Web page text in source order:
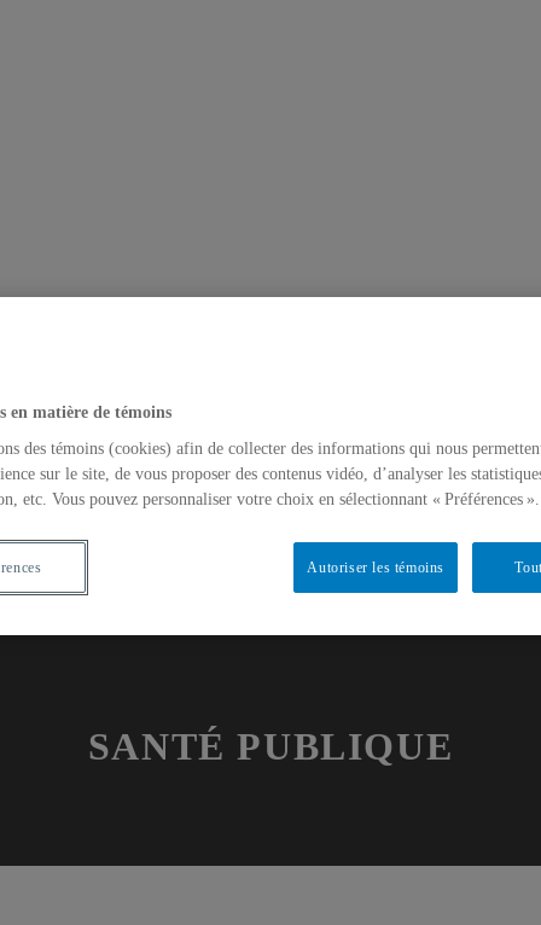
SANTÉ PUBLIQUE
en matière de témoins
des témoins (cookies) afin de collecter des informations qui nous
sur le site, de vous proposer des contenus vidéo, d’analyser les
etc. Vous pouvez personnaliser votre choix en sélectionnant « Préférences ».
Autoriser les témoins